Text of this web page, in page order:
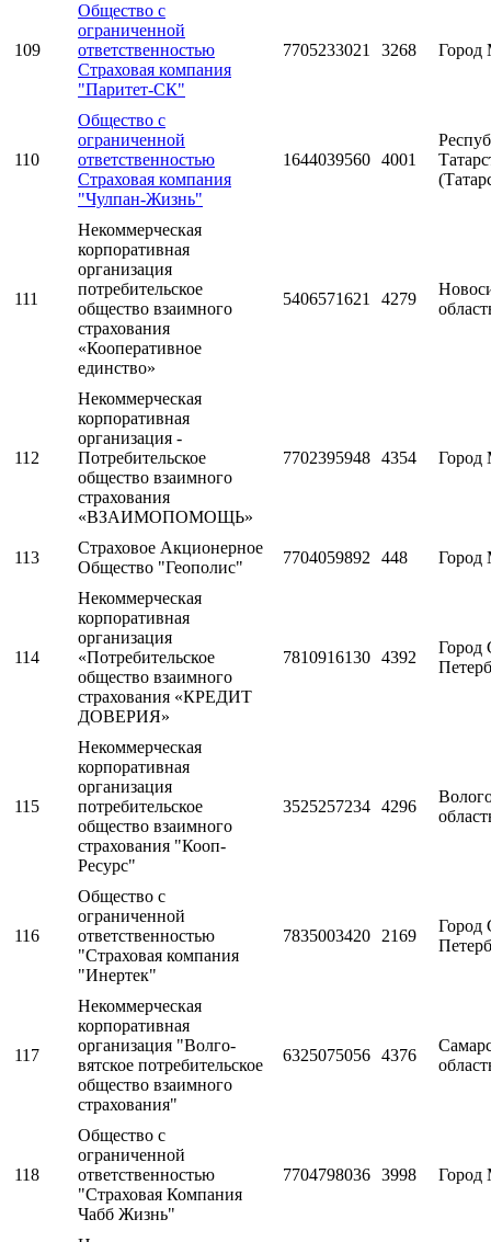
109
Общество с
ограниченной
ответственностью
Страховая компания
"Паритет-СК"
7705233021 3268 Город
110
Общество с
ограниченной
ответственностью
Страховая компания
"Чулпан-Жизнь"
1644039560 4001
111
Некоммерческая
корпоративная
организация
потребительское
общество взаимного
страхования
«Кооперативное
единство»
5406571621 4279
112
Некоммерческая
корпоративная
организация -
Потребительское
общество взаимного
страхования
«ВЗАИМОПОМОЩЬ»
7702395948 4354 Город
113
Страховое Акционерное
Общество "Геополис"
7704059892 448 Город
114
Некоммерческая
корпоративная
организация
«Потребительское
общество взаимного
страхования «КРЕДИТ
ДОВЕРИЯ»
7810916130 4392
Город
115
Некоммерческая
корпоративная
организация
потребительское
общество взаимного
страхования "Кооп-
Ресурс"
3525257234 4296
116
Общество с
ограниченной
ответственностью
"Страховая компания
"Инертек"
7835003420 2169
Город
117
Некоммерческая
корпоративная
организация "Волго-
вятское потребительское
общество взаимного
страхования"
6325075056 4376
118
Общество с
ограниченной
ответственностью
"Страховая Компания
Чабб Жизнь"
7704798036 3998 Город